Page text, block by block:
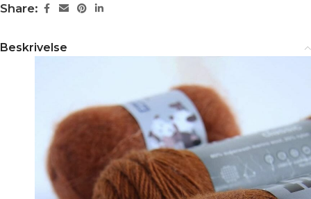
Share:
Beskrivelse